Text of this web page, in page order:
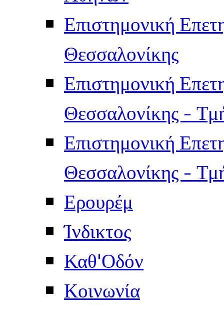
Επιστημονική
Θεσσαλονίκης
Επιστημονική
Θεσσαλονίκης -
Επιστημονική
Θεσσαλονίκης -
Ερουρέμ
Ίνδικτος
Καθ'Οδόν
Κοινωνία